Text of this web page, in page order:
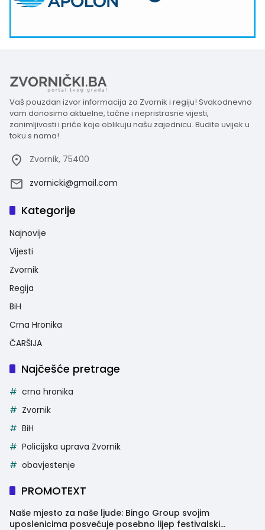
Vaš pouzdan izvor informacija za Zvornik i regiju! Svakodnevno
vam donosimo aktuelne, tačne i nepristrasne vijesti,
zanimljivosti i priče koje oblikuju našu zajednicu. Budite uvijek u
toku s nama!
Zvornik, 75400
zvornicki@gmail.com
Kategorije
Najnovije
Vijesti
Zvornik
Regija
BiH
Crna Hronika
ČARŠIJA
Najčešće pretrage
crna hronika
Zvornik
BiH
Policijska uprava Zvornik
obavjestenje
PROMOTEXT
Naše mjesto za naše ljude: Bingo Group svojim
uposlenicima posvećuje posebno lijep festivalski